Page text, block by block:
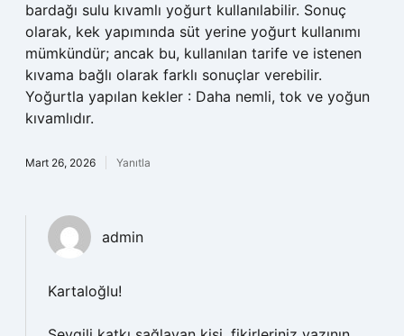
bardağı sulu kıvamlı yoğurt kullanılabilir. Sonuç
olarak, kek yapımında süt yerine yoğurt kullanımı
mümkündür; ancak bu, kullanılan tarife ve istenen
kıvama bağlı olarak farklı sonuçlar verebilir.
Yoğurtla yapılan kekler : Daha nemli, tok ve yoğun
kıvamlıdır.
Mart 26, 2026 Yanıtla
admin
Kartaloğlu!